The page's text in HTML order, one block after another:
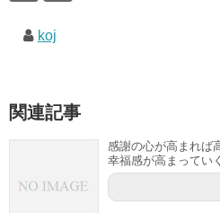
koj
関連記事
感謝の心が高まれば
幸福感が高まってい